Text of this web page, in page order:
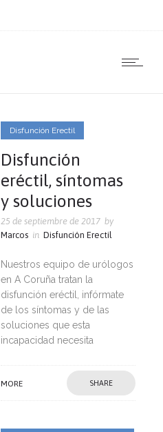
Disfunción Erectil
Disfunción
eréctil, síntomas
y soluciones
25 de septiembre de 2017 by
Marcos in Disfunción Erectil
Nuestros equipo de urólogos
en A Coruña tratan la
disfunción eréctil, infórmate
de los síntomas y de las
soluciones que esta
incapacidad necesita
MORE SHARE